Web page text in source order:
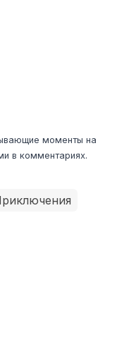
моменты на
в комментариях.